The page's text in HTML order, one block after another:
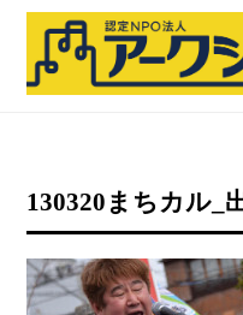
130320まちカル_